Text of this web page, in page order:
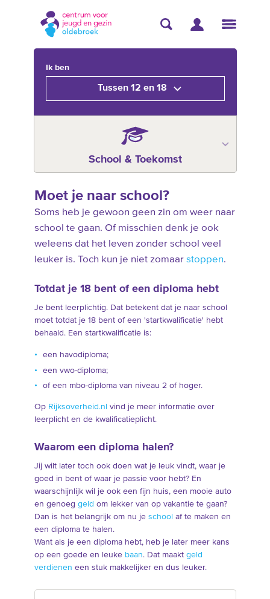
Ik ben
Tussen 12 en 18
School & Toekomst
Moet je naar school?
Soms heb je gewoon geen zin om weer naar
school te gaan. Of misschien denk je ook
weleens dat het leven zonder school veel
leuker is. Toch kun je niet zomaar stoppen.
Totdat je 18 bent of een diploma hebt
Je bent leerplichtig. Dat betekent dat je naar school
moet totdat je 18 bent of een 'startkwalificatie' hebt
behaald. Een startkwalificatie is:
een havodiploma;
een vwo-diploma;
of een mbo-diploma van niveau 2 of hoger.
Op Rijksoverheid.nl vind je meer informatie over
leerplicht en de kwalificatieplicht.
Waarom een diploma halen?
Jij wilt later toch ook doen wat je leuk vindt, waar je
goed in bent of waar je passie voor hebt? En
waarschijnlijk wil je ook een fijn huis, een mooie auto
en genoeg geld om lekker van op vakantie te gaan?
Dan is het belangrijk om nu je school af te maken en
een diploma te halen.
Want als je een diploma hebt, heb je later meer kans
op een goede en leuke baan. Dat maakt geld
verdienen een stuk makkelijker en dus leuker.